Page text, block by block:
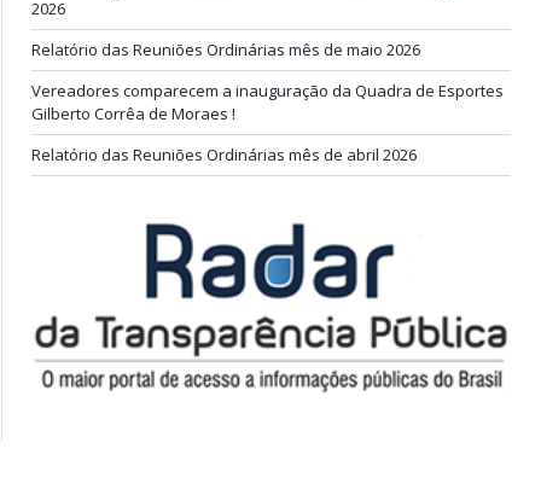
2026
Relatório das Reuniões Ordinárias mês de maio 2026
Vereadores comparecem a inauguração da Quadra de Esportes
Gilberto Corrêa de Moraes !
Relatório das Reuniões Ordinárias mês de abril 2026